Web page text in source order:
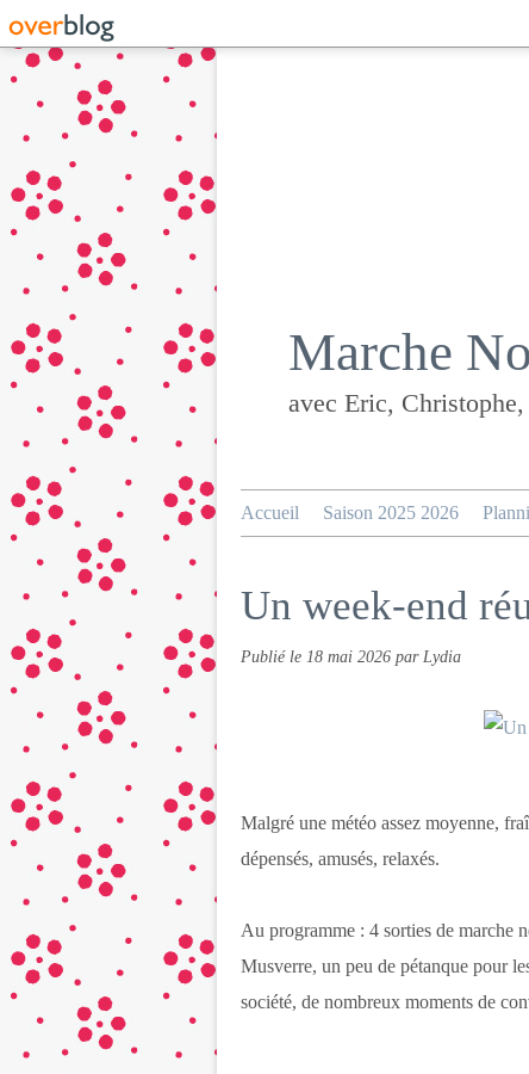
Marche
avec Eric,
Accueil Saison 2025 2026
Un week-end
Publié le 18 mai 2026 par Lydia
Malgré une météo assez moyenne,
dépensés, amusés, relaxés.
Au programme : 4 sorties de marche
Musverre, un peu de pétanque pour
société, de nombreux moments de